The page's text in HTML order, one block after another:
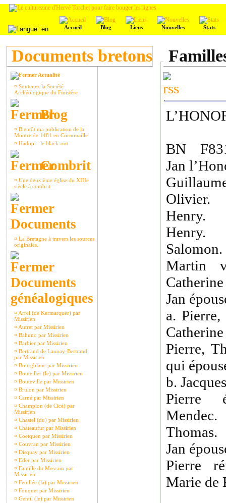
Accueil Blog Liens Nouvelles Stats
Documents bretons
Actualité
¤ Soutenez la Société
Archéologique du Finistère
Blog
¤ Bientôt ma publication de la
Montre de 1481 en Cornouaille
¤ Hadopi : le black-out
Combrit
¤ Une deuxième église du XIIIe
siècle à combrit
Documents
¤ La Bretagne à travers les sources
originales.
Documents
généalogiques
¤ Arrel (de Kermarquer) par
Missirien
¤ Autret par Missirien
¤ Bahuno par Missirien
¤ Barbier par Missirien
¤ Bertrand de Launay-Bertrand
par Missirien
¤ Bourgblanc par Missirien
¤ Bouteiller (le) par Missirien
¤ Bouteville par Missirien
¤ Brulon par Missirien
¤ Carné par Missirien
¤ Champion (de Cicé) par
Missirien
¤ Chastel (du) par Missirien
¤ Châteaufur par Missirien
¤ Coetquen par Missirien
¤ Couvran par Missirien
¤ Disquay par Missirien
¤ Eder par Missirien
¤ Famille du Mescam par
Missirien
¤ Feuillée (la) par Missirien
¤ Fouquet par Missirien
¤ Gentil (le) par Missirien
BN
Jan
Olivier.
Henry.
Henry.
Salomon.
Martin
Jan
a. Pierre,
Pierre,
qui
b.
Pierre
Mendec.
Thomas.
Jan
Pierre
Marie de